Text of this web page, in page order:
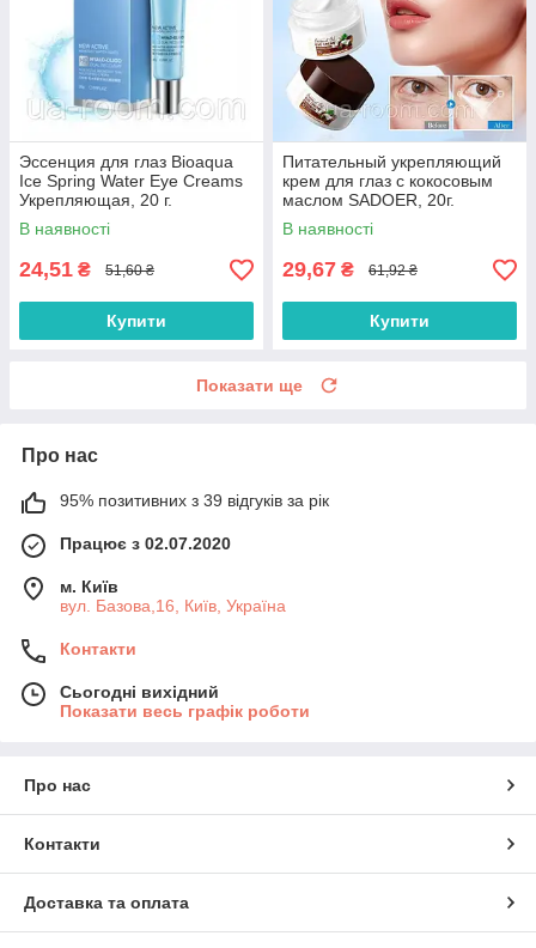
Эссенция для глаз Bioaqua
Ice Spring Water Eye Creams
Укрепляющая, 20 г.
В наявності
24,51 ₴ 51,60 ₴
Купити
Питательный укрепляющий
крем для глаз с кокосовым
маслом SADOER, 20г.
В наявності
29,67 ₴ 61,92 ₴
Купити
Показати ще
Про нас
95% позитивних з 39 відгуків за рік
Працює з 02.07.2020
м. Київ
вул. Базова,16, Київ, Україна
Контакти
Сьогодні вихідний
Показати весь графік роботи
Про нас
Контакти
Доставка та оплата